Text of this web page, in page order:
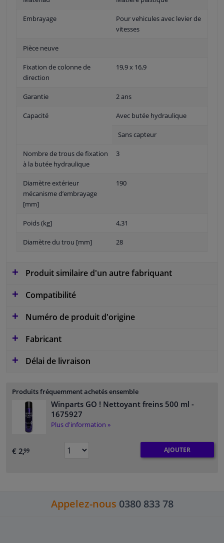
Embrayage
Pour vehicules avec levier de
vitesses
Pièce neuve
Fixation de colonne de
direction
19,9 x 16,9
Garantie 2 ans
Capacité Avec butée hydraulique
Sans capteur
Nombre de trous de fixation
à la butée hydraulique
3
Diamètre extérieur
mécanisme d’embrayage
[mm]
190
Poids (kg] 4,31
Diamètre du trou [mm] 28
Produit similaire d'un autre fabriquant
Compatibilité
Numéro de produit d'origine
Fabricant
Délai de livraison
Produits fréquemment achetés ensemble
Winparts GO ! Nettoyant freins 500 ml -
1675927
Plus d'information »
€ 2,99 AJOUTER
Appelez-nous 0380 833 78